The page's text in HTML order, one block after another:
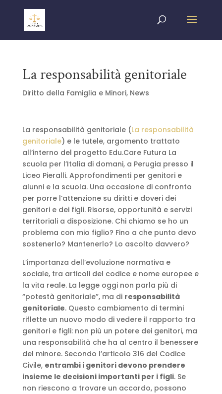
La responsabilità genitoriale
Diritto della Famiglia e Minori, News
La responsabilità genitoriale (La responsabilità
genitoriale) e le tutele, argomento trattato
all’interno del progetto Edu.Care Futura La
scuola per l’Italia di domani, a Perugia presso il
Liceo Pieralli. Approfondimenti per genitori e
alunni e la scuola. Una occasione di confronto
per porre l’attenzione su diritti e doveri dei
genitori e dei figli. Risorse, opportunità e servizi
territoriali a disposizione. Chi chiamo se ho un
problema con mio figlio? Fino a che punto devo
sostenerlo? Mantenerlo? Lo ascolto davvero?
L’importanza dell’evoluzione normativa e
sociale, tra articoli del codice e nome europee e
la vita reale. La legge oggi non parla più di
“potestà genitoriale”, ma di responsabilità
genitoriale. Questo cambiamento di termini
riflette un nuovo modo di vedere il rapporto tra
genitori e figli: non più un potere dei genitori, ma
una responsabilità che ha al centro il benessere
del minore. Secondo l’articolo 316 del Codice
Civile, entrambi i genitori devono prendere
insieme le decisioni importanti per i figli. Se
non riescono a trovare un accordo, possono